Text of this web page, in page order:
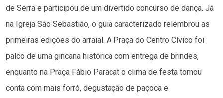
de Serra e participou de um divertido concurso de dança. Já
na Igreja São Sebastião, o guia caracterizado relembrou as
primeiras edições do arraial. A Praça do Centro Cívico foi
palco de uma gincana histórica com entrega de brindes,
enquanto na Praça Fábio Paracat o clima de festa tomou
conta com mais forró, degustação de paçoca e